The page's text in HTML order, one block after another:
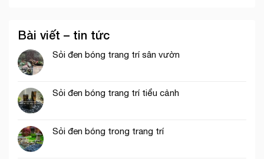
Bài viết – tin tức
Sỏi đen bóng trang trí sân vườn
Sỏi đen bóng trang trí tiểu cảnh
Sỏi đen bóng trong trang trí